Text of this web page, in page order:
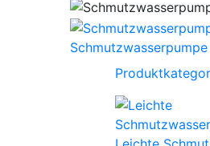
Schmutzwasserpumpe